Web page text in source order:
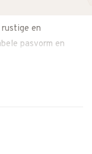
en
pasvorm en
hij voldoende